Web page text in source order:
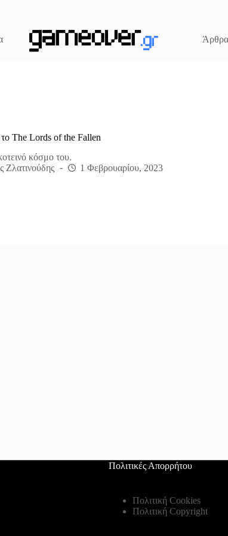
Άρθρα
το The Lords of the Fallen
κόσμο του.
Ζλατινούδης
1 Φεβρουαρίου, 2023
Πολιτικές Απορρήτου
Πολιτική Cookies
Πολιτική Copyright